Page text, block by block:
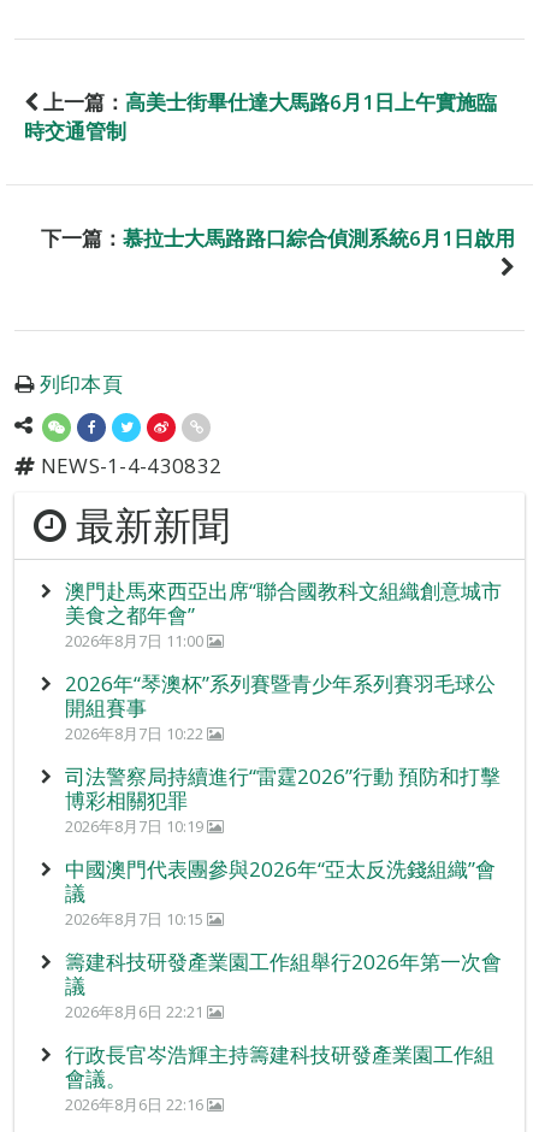
上一篇： 高美士街畢仕達大馬路6月1日上午實施臨
時交通管制
下一篇： 慕拉士大馬路路口綜合偵測系統6月1日啟用
列印本頁
NEWS-1-4-430832
最新新聞
澳門赴馬來西亞出席“聯合國教科文組織創意城市
美食之都年會”
2026年8月7日 11:00
2026年“琴澳杯”系列賽暨青少年系列賽羽毛球公
開組賽事
2026年8月7日 10:22
司法警察局持續進行“雷霆2026”行動 預防和打擊
博彩相關犯罪
2026年8月7日 10:19
中國澳門代表團參與2026年“亞太反洗錢組織”會
議
2026年8月7日 10:15
籌建科技研發產業園工作組舉行2026年第一次會
議
2026年8月6日 22:21
行政長官岑浩輝主持籌建科技研發產業園工作組
會議。
2026年8月6日 22:16